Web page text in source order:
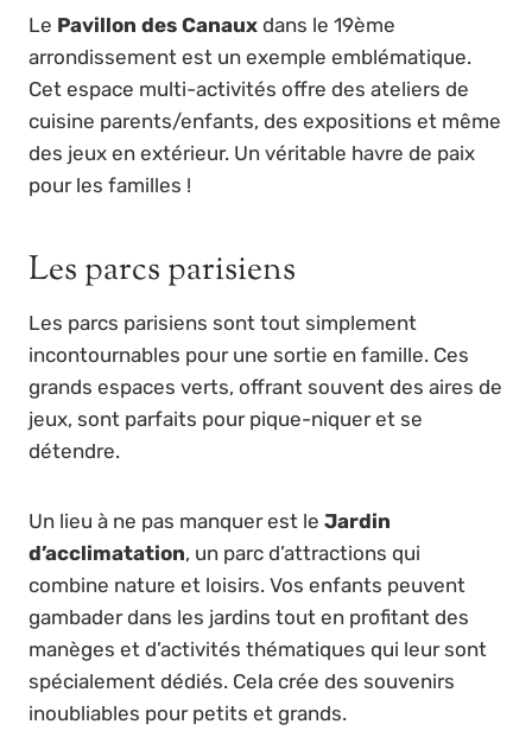
Le Pavillon des Canaux dans le 19ème
arrondissement est un exemple emblématique.
Cet espace multi-activités offre des ateliers de
cuisine parents/enfants, des expositions et même
des jeux en extérieur. Un véritable havre de paix
pour les familles !
Les parcs parisiens
Les parcs parisiens sont tout simplement
incontournables pour une sortie en famille. Ces
grands espaces verts, offrant souvent des aires de
jeux, sont parfaits pour pique-niquer et se
détendre.
Un lieu à ne pas manquer est le Jardin
d’acclimatation, un parc d’attractions qui
combine nature et loisirs. Vos enfants peuvent
gambader dans les jardins tout en profitant des
manèges et d’activités thématiques qui leur sont
spécialement dédiés. Cela crée des souvenirs
inoubliables pour petits et grands.